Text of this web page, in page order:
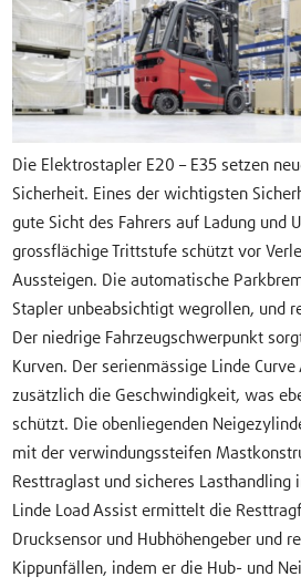
Die Elektrostapler E20 – E35 setzen
Sicherheit. Eines der wichtigsten
gute Sicht des Fahrers auf Ladung und
grossflächige Trittstufe schützt vor
Aussteigen. Die automatische
Stapler unbeabsichtigt wegrollen, und
Der niedrige Fahrzeugschwerpunkt
Kurven. Der serienmässige Linde
zusätzlich die Geschwindigkeit, was
schützt. Die obenliegenden
mit der verwindungssteifen
Resttraglast und sicheres Lasthandling
Linde Load Assist ermittelt die
Drucksensor und Hubhöhengeber und
Kippunfällen, indem er die Hub- und